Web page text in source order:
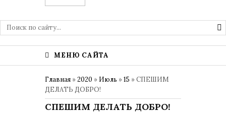
МЕНЮ САЙТА
Главная »2020 » Июль »15 » СПЕШИМ
ДЕЛАТЬ ДОБРО!
СПЕШИМ ДЕЛАТЬ ДОБРО!